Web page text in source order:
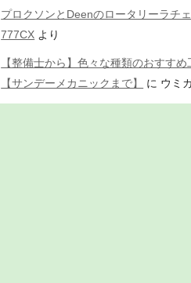
プロクソンとDeenのロータリーラチ
777CX より
【整備士から】色々な種類のおすす
【サンデーメカニックまで】
に ウミ